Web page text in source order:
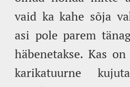
vaid ka kahe sõja
asi pole parem
häbenetakse. Kas
karikatuurne